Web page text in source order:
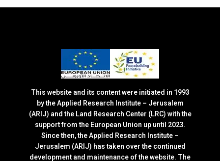
This website and its content were initiated in 1993
by the Applied Research Institute – Jerusalem
(ARIJ) and the Land Research Center (LRC) with the
support from the European Union up until 2023.
Since then, the Applied Research Institute –
Jerusalem (ARIJ) has taken over the continued
development and maintenance of the website. The